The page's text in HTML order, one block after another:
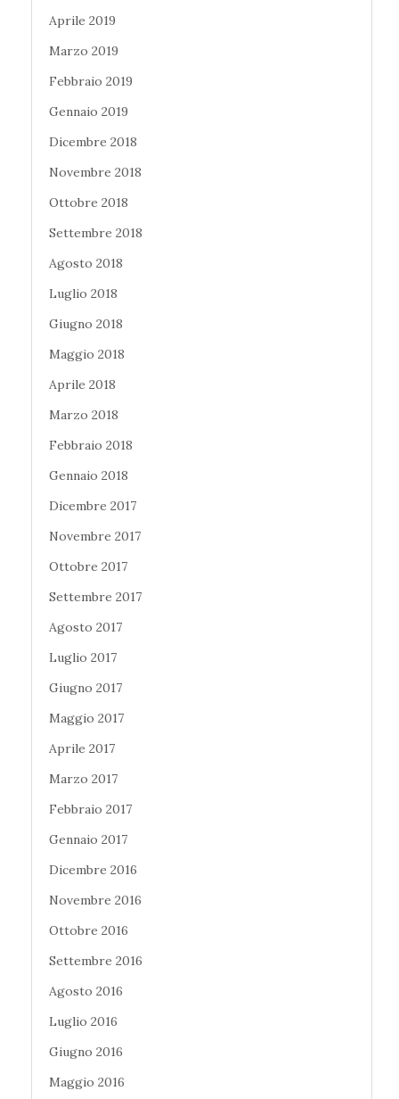
Aprile 2019
Marzo 2019
Febbraio 2019
Gennaio 2019
Dicembre 2018
Novembre 2018
Ottobre 2018
Settembre 2018
Agosto 2018
Luglio 2018
Giugno 2018
Maggio 2018
Aprile 2018
Marzo 2018
Febbraio 2018
Gennaio 2018
Dicembre 2017
Novembre 2017
Ottobre 2017
Settembre 2017
Agosto 2017
Luglio 2017
Giugno 2017
Maggio 2017
Aprile 2017
Marzo 2017
Febbraio 2017
Gennaio 2017
Dicembre 2016
Novembre 2016
Ottobre 2016
Settembre 2016
Agosto 2016
Luglio 2016
Giugno 2016
Maggio 2016